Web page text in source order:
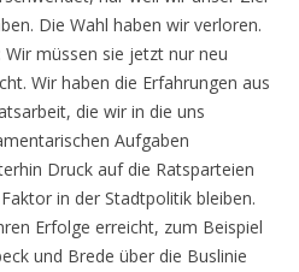
Die Wahl haben wir verloren.
müssen sie jetzt nur neu
Wir haben die Erfahrungen aus
die wir in die uns
Aufgaben
Druck auf die Ratsparteien
in der Stadtpolitik bleiben.
Erfolge erreicht, zum Beispiel
und Brede über die Buslinie